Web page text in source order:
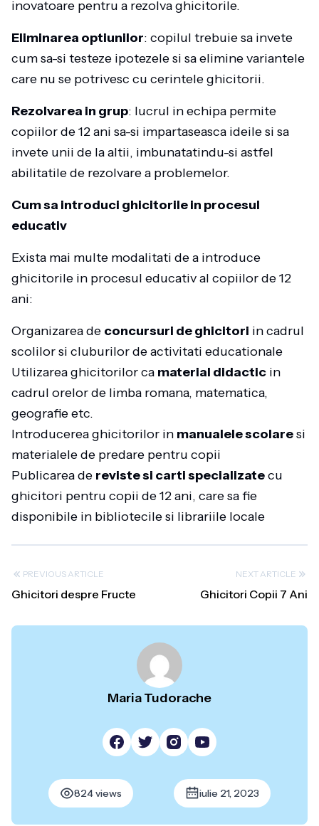
inovatoare pentru a rezolva ghicitorile.
Eliminarea optiunilor: copilul trebuie sa invete
cum sa-si testeze ipotezele si sa elimine variantele
care nu se potrivesc cu cerintele ghicitorii.
Rezolvarea in grup: lucrul in echipa permite
copiilor de 12 ani sa-si impartaseasca ideile si sa
invete unii de la altii, imbunatatindu-si astfel
abilitatile de rezolvare a problemelor.
Cum sa introduci ghicitorile in procesul
educativ
Exista mai multe modalitati de a introduce
ghicitorile in procesul educativ al copiilor de 12
ani:
Organizarea de concursuri de ghicitori in cadrul
scolilor si cluburilor de activitati educationale
Utilizarea ghicitorilor ca material didactic in
cadrul orelor de limba romana, matematica,
geografie etc.
Introducerea ghicitorilor in manualele scolaresi
materialele de predare pentru copii
Publicarea de reviste si carti specializatecu
ghicitori pentru copii de 12 ani, care sa fie
disponibile in bibliotecile si librariile locale
PREVIOUS ARTICLE
Ghicitori despre Fructe
NEXT ARTICLE
Ghicitori Copii 7 Ani
Maria Tudorache
824 views iulie 21, 2023